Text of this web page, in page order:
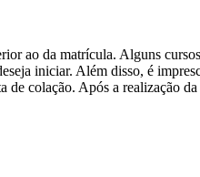
ao da matrícula. Alguns
iniciar. Além disso, é
de colação. Após a realização